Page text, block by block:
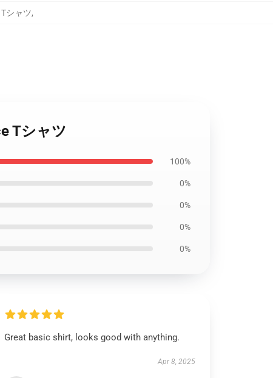
シャツ,
Tシャツ
100%
0%
0%
0%
0%
Great basic shirt, looks good with anything.
Apr 8, 2025